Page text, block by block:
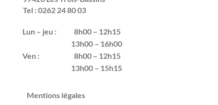
Tel : 0262 24 80 03
Lun – jeu :
8h00 – 12h15
13h00 – 16h00
Ven :
8h00 – 12h15
13h00 – 15h15
Mentions légales